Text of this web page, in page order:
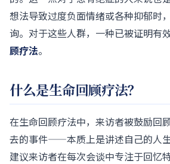
想法导致过度负面情绪或各种抑郁时
询。对于这些人群，一种已被证明有
顾疗法。
什么是生命回顾疗法？
在生命回顾疗法中，来访者被鼓励回
去的事件——本质上是讲述自己的人
建议来访者在每次会谈中专注于回忆